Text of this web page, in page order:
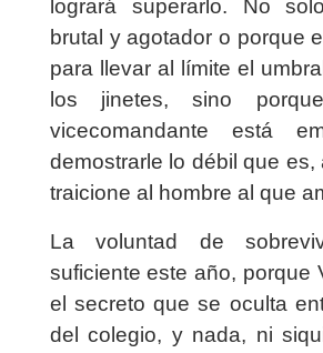
logrará superarlo. No
brutal y agotador o porque
para llevar al límite el
los jinetes, sino
vicecomandante está
demostrarle lo débil que es,
traicione al hombre al que
La voluntad de
suficiente este año, porque
el secreto que se oculta
del colegio, y nada, ni